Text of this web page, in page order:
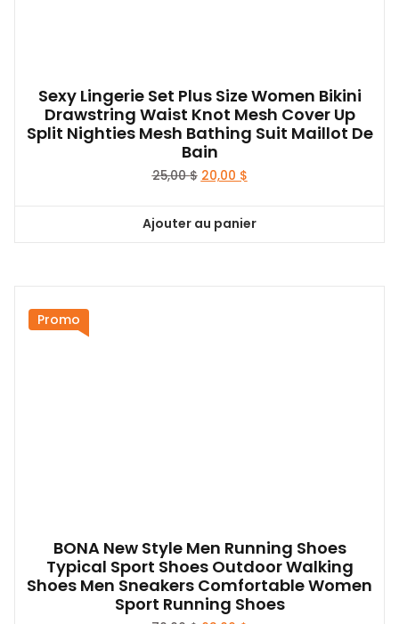
Sexy Lingerie Set Plus Size Women Bikini
Drawstring Waist Knot Mesh Cover Up
Split Nighties Mesh Bathing Suit Maillot De
Bain
25,00$ Le
était :
20,00 $Le
est :
Ajouter au panier
Promo
BONA New Style Men Running Shoes
Typical Sport Shoes Outdoor Walking
Shoes Men Sneakers Comfortable Women
Sport Running Shoes